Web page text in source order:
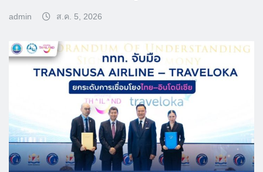
admin ส.ค. 5, 2026